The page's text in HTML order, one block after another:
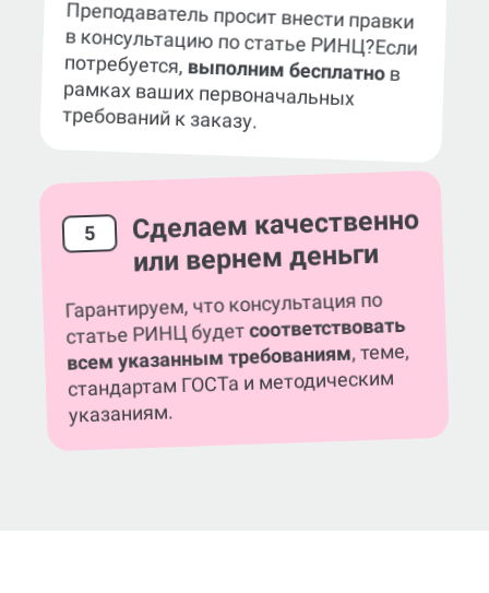
Преподаватель просит внести правки
в консультацию по статье РИНЦ?Если
потребуется,выполним бесплатнов
рамках ваших первоначальных
требований к заказу.
5 Сделаем качественно
или вернем деньги
Гарантируем, что консультация по
статье РИНЦ будетсоответствовать
всем указанным требованиям, теме,
стандартам ГОСТа и методическим
указаниям.